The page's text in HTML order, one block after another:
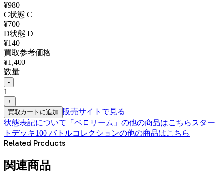
¥980
C状態 C
¥700
D状態 D
¥140
買取参考価格
¥1,400
数量
-
1
+
買取カートに追加
販売サイトで見る
状態表記について
「 ペロリーム 」の他の商品はこちら スター
トデッキ100 バトルコレクションの他の商品はこちら
Related Products
関連商品